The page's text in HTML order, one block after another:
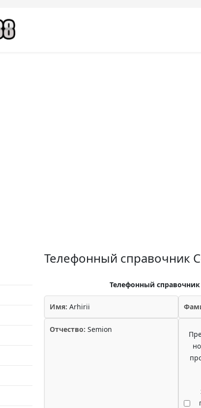
Телефонный справочник
Телефонный справочник
Имя: Arhirii
Отчество: Semion